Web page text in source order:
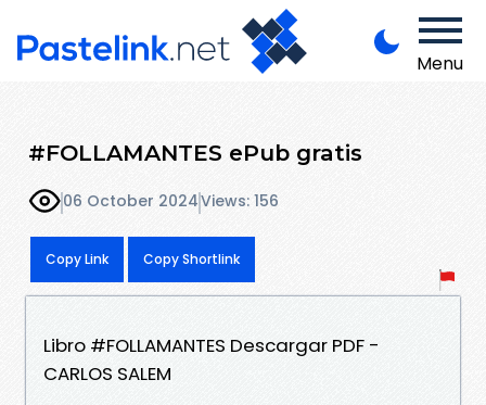
Menu
#FOLLAMANTES ePub gratis
06 October 2024Views: 156
Copy Link Copy Shortlink
Libro #FOLLAMANTES Descargar PDF -
CARLOS SALEM